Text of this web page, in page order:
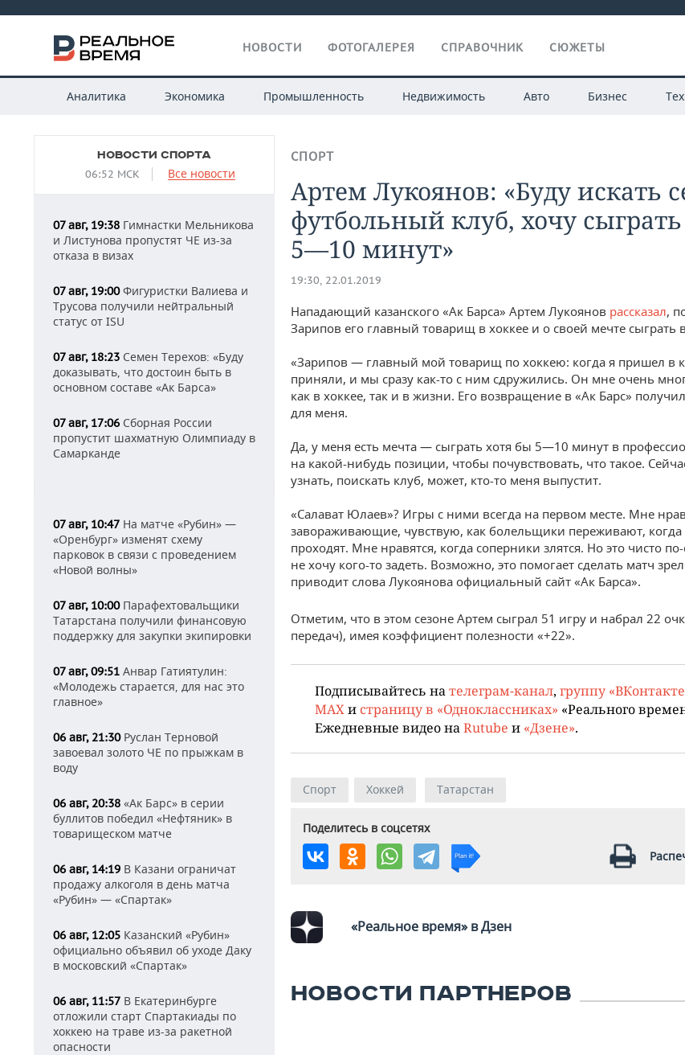
НОВОСТИ ФОТОГАЛЕРЕЯ СПРАВОЧНИК СЮЖЕТЫ
Аналитика Экономика Промышленность Недвижимость Авто Бизнес
НОВОСТИ СПОРТА
06:52 МСК Все новости
07 авг, 19:38 Гимнастки Мельникова
и Листунова пропустят ЧЕ из-за
отказа в визах
07 авг, 19:00Фигуристки Валиева и
Трусова получили нейтральный
статус от ISU
07 авг, 18:23 Семен Терехов: «Буду
доказывать, что достоин быть в
основном составе «Ак Барса»
07 авг, 17:06 Сборная России
пропустит шахматную Олимпиаду в
Самарканде
07 авг, 10:47 На матче «Рубин» —
«Оренбург» изменят схему
парковок в связи с проведением
«Новой волны»
07 авг, 10:00Парафехтовальщики
Татарстана получили финансовую
поддержку для закупки экипировки
07 авг, 09:51 Анвар Гатиятулин:
«Молодежь старается, для нас это
главное»
06 авг, 21:30Руслан Терновой
завоевал золото ЧЕ по прыжкам в
воду
06 авг, 20:38 «Ак Барс» в серии
буллитов победил «Нефтяник» в
товарищеском матче
06 авг, 14:19 В Казани ограничат
продажу алкоголя в день матча
«Рубин» — «Спартак»
06 авг, 12:05 Казанский «Рубин»
официально объявил об уходе Даку
в московский «Спартак»
06 авг, 11:57 В Екатеринбурге
отложили старт Спартакиады по
хоккею на траве из-за ракетной
опасности
СПОРТ
Артем Лукоянов: «Буду искать
футбольный клуб, хочу
5—10 минут»
19:30, 22.01.2019
Нападающий казанского «Ак Барса» Артем Лукоянов рассказал,
Зарипов его главный товарищ в хоккее и о своей мечте сыграть
«Зарипов — главный мой товарищ по хоккею: когда я пришел в
приняли, и мы сразу как-то с ним сдружились. Он мне очень
как в хоккее, так и в жизни. Его возвращение в «Ак Барс»
для меня.
Да, у меня есть мечта — сыграть хотя бы 5—10 минут в
на какой-нибудь позиции, чтобы почувствовать, что такое.
узнать, поискать клуб, может, кто-то меня выпустит.
«Салават Юлаев»? Игры с ними всегда на первом месте. Мне
завораживающие, чувствую, как болельщики переживают, когда
проходят. Мне нравятся, когда соперники злятся. Но это чисто
не хочу кого-то задеть. Возможно, это помогает сделать матч
приводит слова Лукоянова официальный сайт «Ак Барса».
Отметим, что в этом сезоне Артем сыграл 51 игру и набрал 22
передач), имея коэффициент полезности «+22».
Подписывайтесь на телеграм-канал, группу
MAX и страницу в «Одноклассниках» «Реального
Ежедневные видео на Rutube и «Дзене».
Спорт Хоккей Татарстан
Поделитесь в соцсетях
«Реальное время» в Дзен
НОВОСТИ ПАРТНЕРОВ